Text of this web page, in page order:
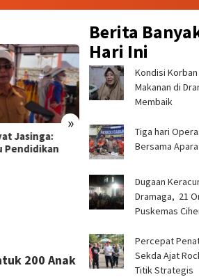
»
Jasinga:
Pendidikan
Tinjau Sekolah Rakyat
Jasinga, Wabup Jaro
Penerimaan Siswa
Langsung, Prioritas
Kurang Mampu
200 Anak
Berita
Hari Ini
‎Kondisi
Makanan di
Membaik ‎
Tiga hari
Bersama
‎Dugaan
Dramaga, 21
Puskemas
‎Percepat
Sekda Ajat
Titik Strategis ‎